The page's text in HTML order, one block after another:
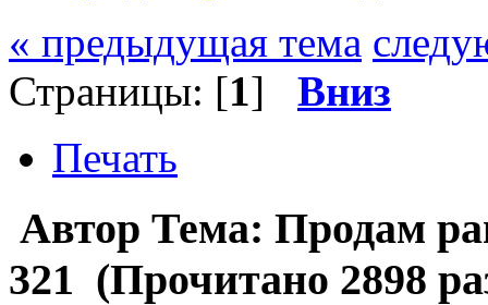
« предыдущая тема
Страницы: [1] Вниз
Печать
Автор Тема: Продам
321 (Прочитано 2898